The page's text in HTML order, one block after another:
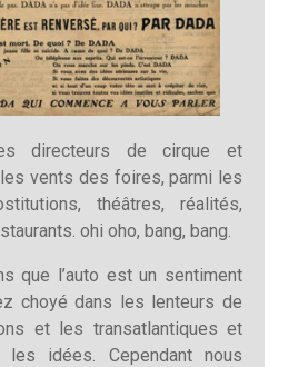
directeurs de cirque et
vents des foires, parmi les
théâtres, réalités,
ohi oho, bang, bang.
que l’auto est un sentiment
choyé dans les lenteurs de
et les transatlantiques et
idées. Cependant nous